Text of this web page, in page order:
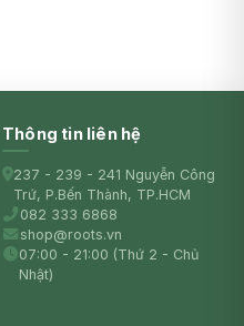
Thông tin liên hệ
237 - 239 - 241 Nguyễn Công
Trứ, P.Bến Thành, TP.HCM
082 333 6868
shop@roots.vn
07:00 - 21:00 (Thứ 2 - Chủ
Nhật)